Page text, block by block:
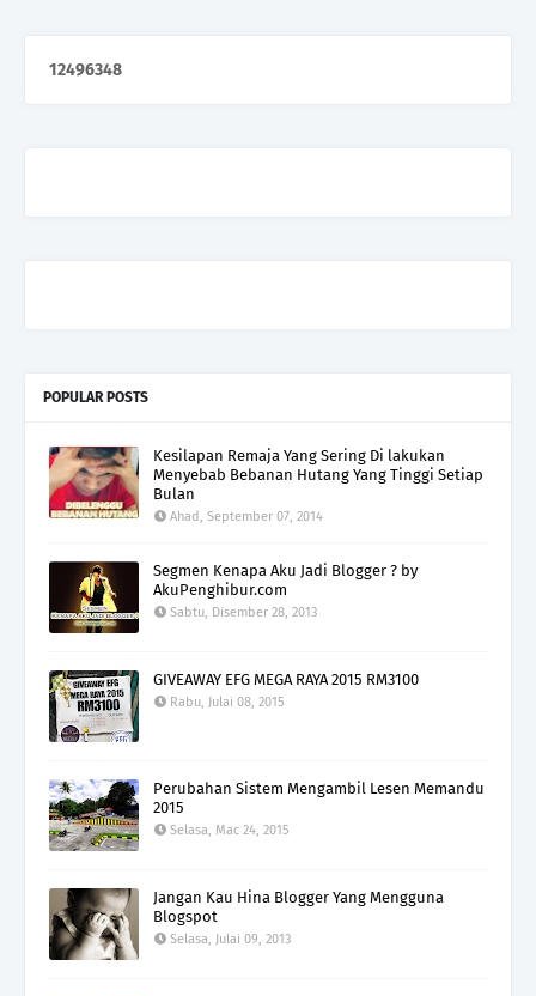
12496348
POPULAR POSTS
Kesilapan Remaja Yang Sering Di lakukan
Menyebab Bebanan Hutang Yang Tinggi Setiap
Bulan
Ahad, September 07, 2014
Segmen Kenapa Aku Jadi Blogger ? by
AkuPenghibur.com
Sabtu, Disember 28, 2013
GIVEAWAY EFG MEGA RAYA 2015 RM3100
Rabu, Julai 08, 2015
Perubahan Sistem Mengambil Lesen Memandu
2015
Selasa, Mac 24, 2015
Jangan Kau Hina Blogger Yang Mengguna
Blogspot
Selasa, Julai 09, 2013